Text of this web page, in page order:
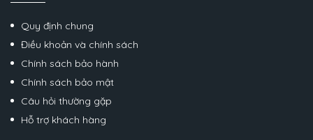
Quy định chung
Điều khoản và chính sách
Chính sách bảo hành
Chính sách bảo mật
Câu hỏi thường gặp
Hỗ trợ khách hàng